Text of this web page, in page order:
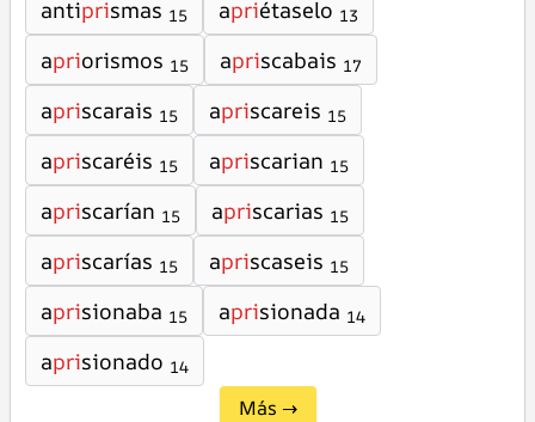
antiprismas 15 apriétaselo 13
apriorismos 15 apriscabais 17
apriscarais 15 apriscareis 15
apriscaréis 15 apriscarian 15
apriscarían 15 apriscarias 15
apriscarías 15 apriscaseis 15
aprisionaba 15 aprisionada 14
aprisionado 14
Más →